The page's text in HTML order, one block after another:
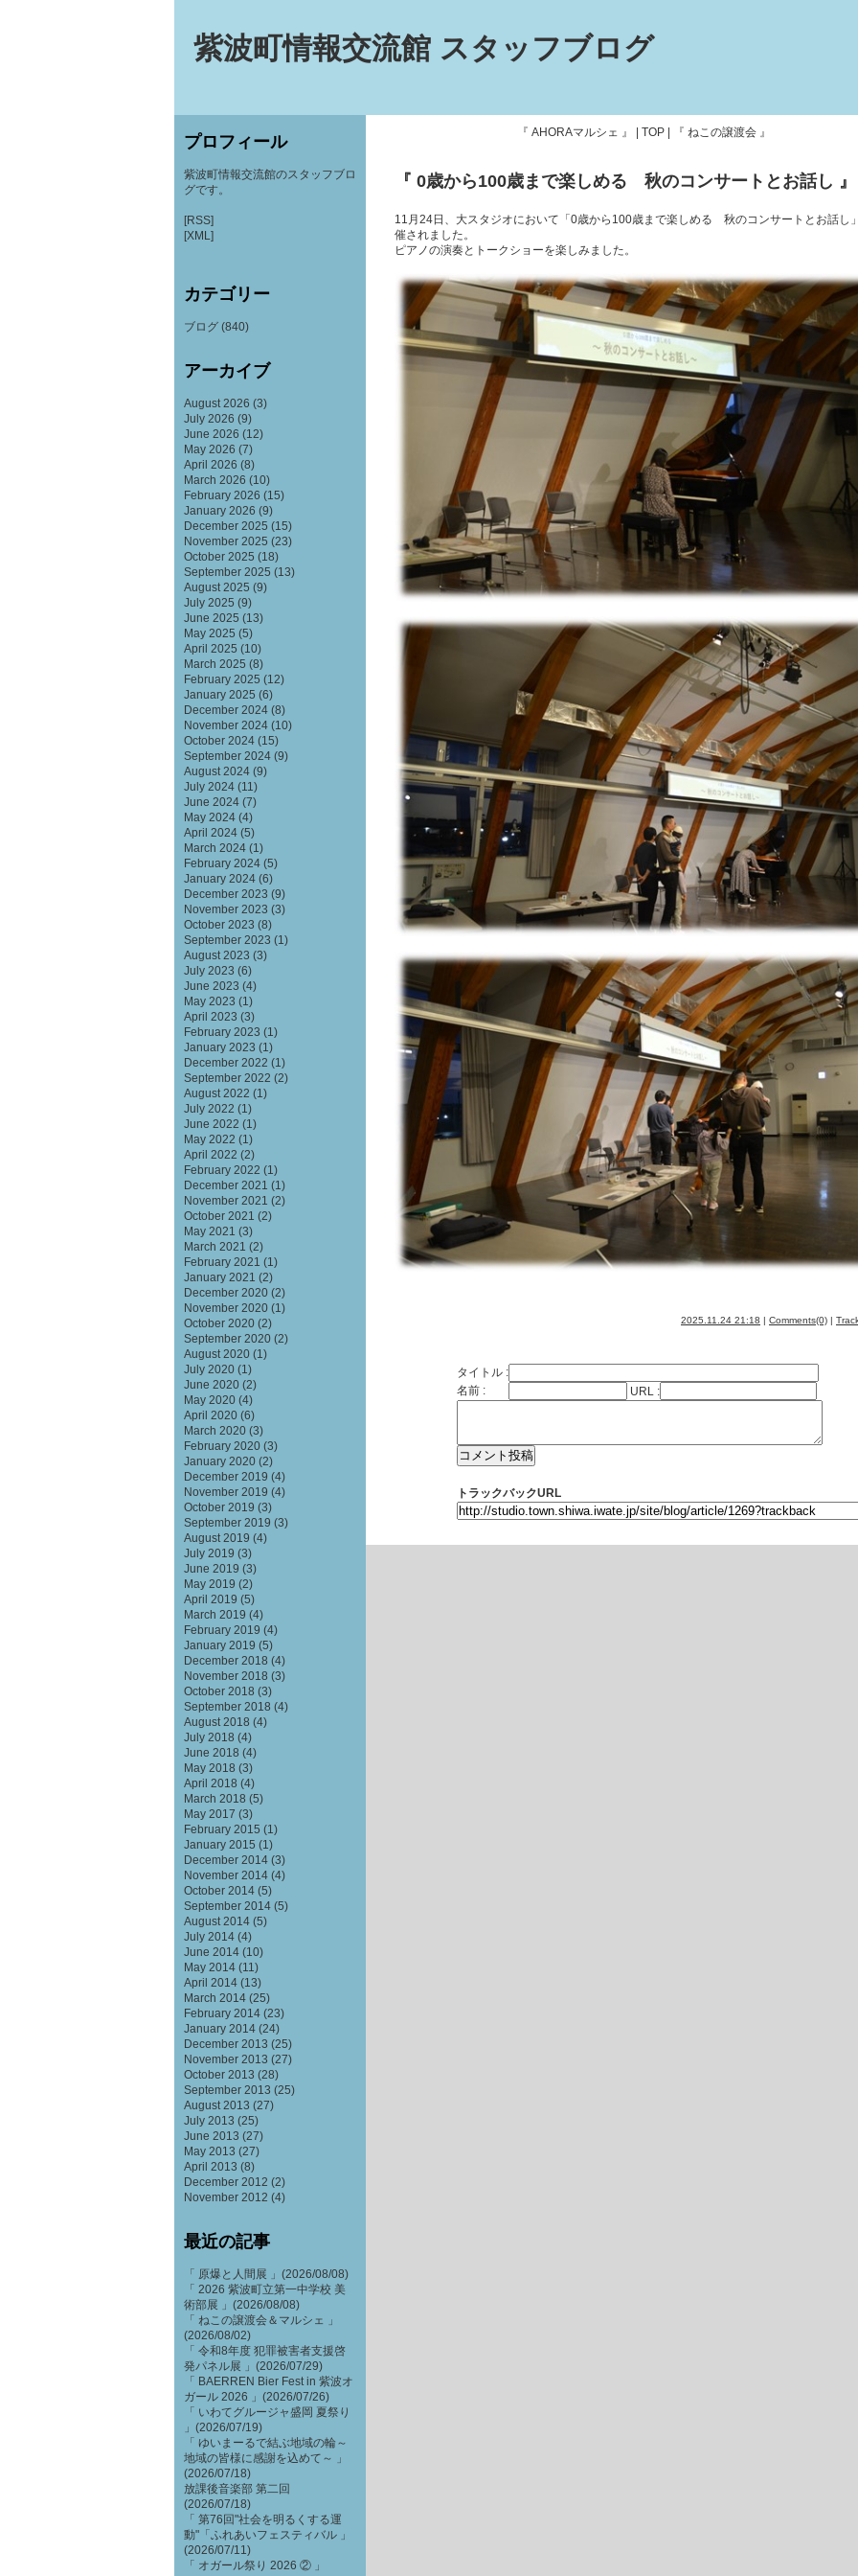
紫波町情報交流館 スタッフブログ
『 AHORAマルシェ 』 TOP| 『 ねこの譲渡会 』
『 0歳から100歳まで楽しめる 秋のコンサートとお話し 』
11月24日、大スタジオにおいて「0歳から100歳まで楽しめる 秋のコンサートとお話し
催されました。
ピアノの演奏とトークショーを楽しみました。
2025.11.24 21:18 Comments(0)
タイトル :
名前 :
URL :
トラックバックURL
プロフィール
紫波町情報交流館のスタッフブロ
グです。
[RSS]
[XML]
カテゴリー
ブログ (840)
アーカイブ
August 2026 (3)
July 2026 (9)
June 2026 (12)
May 2026 (7)
April 2026 (8)
March 2026 (10)
February 2026 (15)
January 2026 (9)
December 2025 (15)
November 2025 (23)
October 2025 (18)
September 2025 (13)
August 2025 (9)
July 2025 (9)
June 2025 (13)
May 2025 (5)
April 2025 (10)
March 2025 (8)
February 2025 (12)
January 2025 (6)
December 2024 (8)
November 2024 (10)
October 2024 (15)
September 2024 (9)
August 2024 (9)
July 2024 (11)
June 2024 (7)
May 2024 (4)
April 2024 (5)
March 2024 (1)
February 2024 (5)
January 2024 (6)
December 2023 (9)
November 2023 (3)
October 2023 (8)
September 2023 (1)
August 2023 (3)
July 2023 (6)
June 2023 (4)
May 2023 (1)
April 2023 (3)
February 2023 (1)
January 2023 (1)
December 2022 (1)
September 2022 (2)
August 2022 (1)
July 2022 (1)
June 2022 (1)
May 2022 (1)
April 2022 (2)
February 2022 (1)
December 2021 (1)
November 2021 (2)
October 2021 (2)
May 2021 (3)
March 2021 (2)
February 2021 (1)
January 2021 (2)
December 2020 (2)
November 2020 (1)
October 2020 (2)
September 2020 (2)
August 2020 (1)
July 2020 (1)
June 2020 (2)
May 2020 (4)
April 2020 (6)
March 2020 (3)
February 2020 (3)
January 2020 (2)
December 2019 (4)
November 2019 (4)
October 2019 (3)
September 2019 (3)
August 2019 (4)
July 2019 (3)
June 2019 (3)
May 2019 (2)
April 2019 (5)
March 2019 (4)
February 2019 (4)
January 2019 (5)
December 2018 (4)
November 2018 (3)
October 2018 (3)
September 2018 (4)
August 2018 (4)
July 2018 (4)
June 2018 (4)
May 2018 (3)
April 2018 (4)
March 2018 (5)
May 2017 (3)
February 2015 (1)
January 2015 (1)
December 2014 (3)
November 2014 (4)
October 2014 (5)
September 2014 (5)
August 2014 (5)
July 2014 (4)
June 2014 (10)
May 2014 (11)
April 2014 (13)
March 2014 (25)
February 2014 (23)
January 2014 (24)
December 2013 (25)
November 2013 (27)
October 2013 (28)
September 2013 (25)
August 2013 (27)
July 2013 (25)
June 2013 (27)
May 2013 (27)
April 2013 (8)
December 2012 (2)
November 2012 (4)
最近の記事
「 原爆と人間展 」(2026/08/08)
「 2026 紫波町立第一中学校 美
術部展 」(2026/08/08)
「 ねこの譲渡会＆マルシェ 」
(2026/08/02)
「 令和8年度 犯罪被害者支援啓
発パネル展 」(2026/07/29)
「 BAERREN Bier Fest in 紫波オ
ガール 2026 」(2026/07/26)
「 いわてグルージャ盛岡 夏祭り
」(2026/07/19)
「 ゆいまーるで結ぶ地域の輪～
地域の皆様に感謝を込めて～ 」
(2026/07/18)
放課後音楽部 第二回
(2026/07/18)
「 第76回"社会を明るくする運
動"「ふれあいフェスティバル 」
(2026/07/11)
「 オガール祭り 2026 ② 」